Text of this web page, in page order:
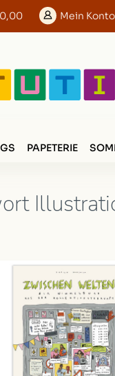
Mein Konto
PAPETERIE